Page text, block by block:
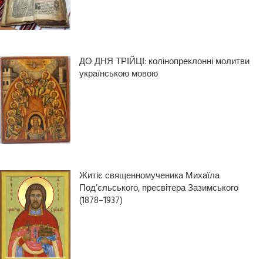
ДО ДНЯ ТРІЙЦІ: колінопреклонні молитви
українською мовою
Житіє священномученика Михаїла
Под’єльського, пресвітера Зазимського
(1878–1937)